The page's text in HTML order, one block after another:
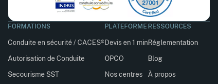
FORMATIONS
Conduite en sécurité / CACES®
Autorisation de Conduite
Secourisme SST
PLATEFORME
Devis en 1 min
OPCO
Nos centres
RESSOURCES
Réglementation
Blog
À propos